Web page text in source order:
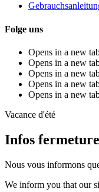
Folge uns
Opens in a new
Opens in a new
Opens in a new
Opens in a new
Opens in a new
Vacance d'été
Infos fermeture
Nous vous informons
We inform you that our